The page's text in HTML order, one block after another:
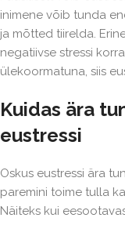
inimene võib tunda
ja mõtted tiirelda.
negatiivse stressi
ülekoormatuna, siis
Kuidas ära
eustressi
Oskus eustressi ära
paremini toime tulla
Näiteks kui